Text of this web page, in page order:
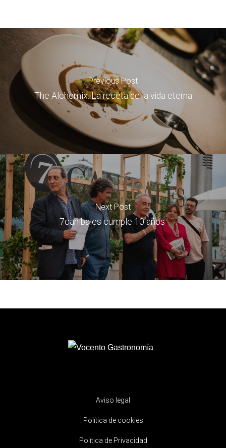
Previous Post
The Alchemix. La receta de la vida eterna
Next Post
7caníbales cumple 10 años
Aviso legal
Política de cookies
Política de Privacidad